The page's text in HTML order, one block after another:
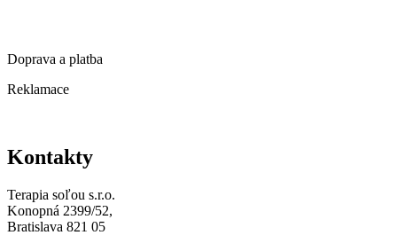
Doprava a platba
Reklamace
Kontakty
Terapia soľou s.r.o.
Konopná 2399/52,
Bratislava 821 05